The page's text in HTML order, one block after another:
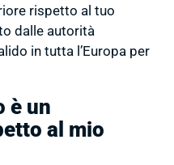
rispetto al tuo
dalle autorità
in tutta l’Europa per
è un
al mio